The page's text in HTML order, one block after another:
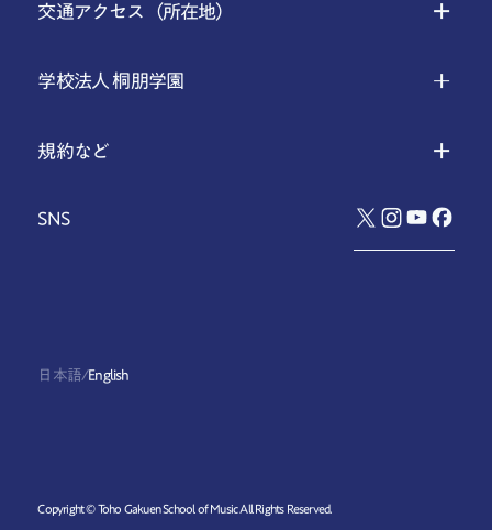
交通アクセス（所在地）
学校法人 桐朋学園
規約など
SNS
日本語/English
Copyright © Toho Gakuen School of Music All Rights Reserved.